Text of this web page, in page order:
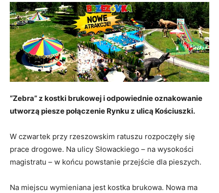
“Zebra” z kostki brukowej i odpowiednie oznakowanie
utworzą piesze połączenie Rynku z ulicą Kościuszki.
W czwartek przy rzeszowskim ratuszu rozpoczęły się
prace drogowe. Na ulicy Słowackiego – na wysokości
magistratu – w końcu powstanie przejście dla pieszych.
Na miejscu wymieniana jest kostka brukowa. Nowa ma